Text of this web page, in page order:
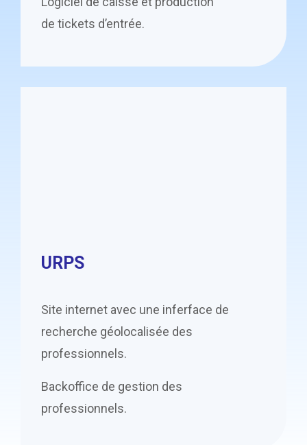
de tickets d’entrée.
URPS
Site internet avec une inferface de
recherche géolocalisée des
professionnels.
Backoffice de gestion des
professionnels.